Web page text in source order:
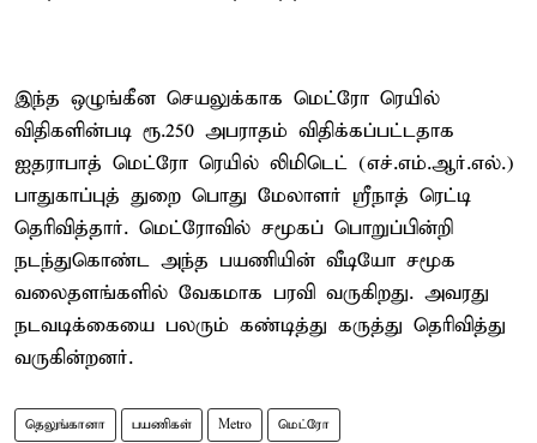
இந்த ஒழுங்கீன செயலுக்காக மெட்ரோ ரெயில்
விதிகளின்படி ரூ.250 அபராதம் விதிக்கப்பட்டதாக
ஐதராபாத் மெட்ரோ ரெயில் லிமிடெட் (எச்.எம்.ஆர்.எல்.)
பாதுகாப்புத் துறை பொது மேலாளர் ஸ்ரீநாத் ரெட்டி
தெரிவித்தார். மெட்ரோவில் சமூகப் பொறுப்பின்றி
நடந்துகொண்ட அந்த பயணியின் வீடியோ சமூக
வலைதளங்களில் வேகமாக பரவி வருகிறது. அவரது
நடவடிக்கையை பலரும் கண்டித்து கருத்து தெரிவித்து
வருகின்றனர்.
தெலுங்கானா பயணிகள் Metro மெட்ரோ